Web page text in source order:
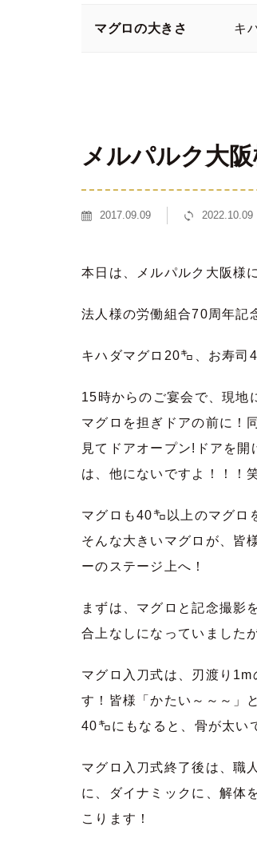
マグロの大きさ キ
メルパルク大
2017.09.09 2022.10.09
本日は、メルパルク大阪様
法人様の労働組合70周年記
キハダマグロ20㌔、お寿司
15時からのご宴会で、現地
マグロを担ぎドアの前に！
見てドアオープン!ドアを
は、他にないですよ！！！
マグロも40㌔以上のマグロ
そんな大きいマグロが、皆
ーのステージ上へ！
まずは、マグロと記念撮影
合上なしになっていました
マグロ入刀式は、刃渡り
す！皆様「かたい～～～」
40㌔にもなると、骨が太い
マグロ入刀式終了後は、職
に、ダイナミックに、解体
こります！